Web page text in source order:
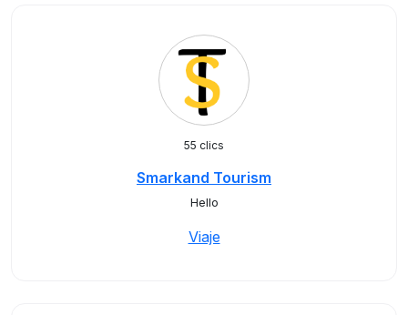
55 clics
Smarkand Tourism
Hello
Viaje